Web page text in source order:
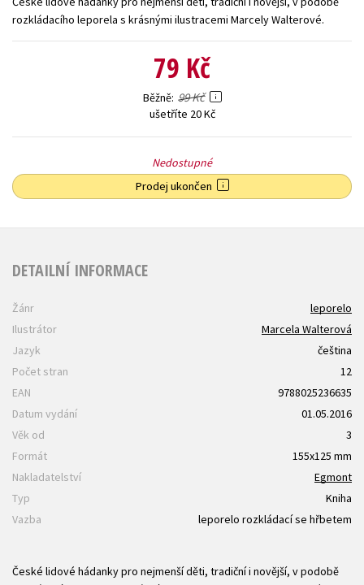
Young adult (SK)
Zahraniční literatura Zdraví a životní styl
Všechny tituly
rozkládacího leporela s krásnými ilustracemi Marcely Walterové.
79 Kč
Běžně 99 Kč
ušetříte 20 Kč
Nedostupné
Prodej ukončen
DETAILNÍ INFORMACE
Žánr
leporelo
Ilustrátor
Marcela Walterová
Jazyk
čeština
Počet stran
12
EAN
9788025236635
Datum vydání
01.05.2016
Věk od
3
Formát
155x125 mm
Nakladatelství
Egmont
Typ
Kniha
Vazba
leporelo rozkládací se hřbetem
České lidové hádanky pro nejmenší děti, tradiční i novější, v podobě